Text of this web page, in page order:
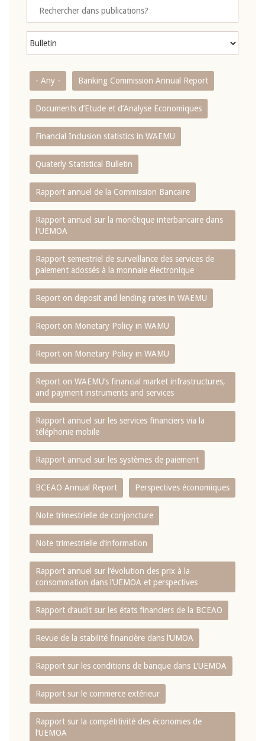
- Any - Banking Commission Annual Report
Documents d’Etude et d’Analyse Economiques
Financial Inclusion statistics in WAEMU
Quaterly Statistical Bulletin
Rapport annuel de la Commission Bancaire
Rapport annuel sur la monétique interbancaire dans
l'UEMOA
Rapport semestriel de surveillance des services de
paiement adossés à la monnaie électronique
Report on deposit and lending rates in WAEMU
Report on Monetary Policy in WAMU
Report on Monetary Policy in WAMU
Report on WAEMU’s financial market infrastructures,
and payment instruments and services
Rapport annuel sur les services financiers via la
téléphonie mobile
Rapport annuel sur les systèmes de paiement
BCEAO Annual Report Perspectives économiques
Note trimestrielle de conjoncture
Note trimestrielle d‘information
Rapport annuel sur l‘évolution des prix à la
consommation dans l‘UEMOA et perspectives
Rapport d‘audit sur les états financiers de la BCEAO
Revue de la stabilité financière dans l‘UMOA
Rapport sur les conditions de banque dans L‘UEMOA
Rapport sur le commerce extérieur
Rapport sur la compétitivité des économies de
l‘UEMOA